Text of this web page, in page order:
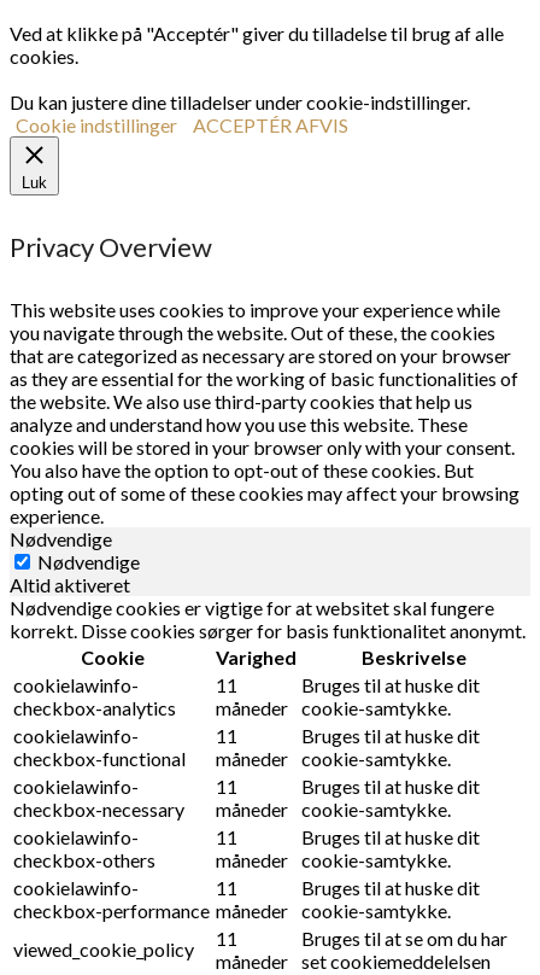
Ved at klikke på "Acceptér" giver du tilladelse til brug af alle
cookies.
Du kan justere dine tilladelser under cookie-indstillinger.
Cookie indstillinger
ACCEPTÉR AFVIS
Luk
Privacy Overview
This website uses cookies to improve your experience while
you navigate through the website. Out of these, the cookies
that are categorized as necessary are stored on your browser
as they are essential for the working of basic functionalities of
the website. We also use third-party cookies that help us
analyze and understand how you use this website. These
cookies will be stored in your browser only with your consent.
You also have the option to opt-out of these cookies. But
opting out of some of these cookies may affect your browsing
experience.
Nødvendige
Nødvendige
Altid aktiveret
Nødvendige cookies er vigtige for at websitet skal fungere
korrekt. Disse cookies sørger for basis funktionalitet anonymt.
Cookie
Varighed
Beskrivelse
cookielawinfo-
checkbox-analytics
11
måneder
Bruges til at huske dit
cookie-samtykke.
cookielawinfo-
checkbox-functional
11
måneder
Bruges til at huske dit
cookie-samtykke.
cookielawinfo-
checkbox-necessary
11
måneder
Bruges til at huske dit
cookie-samtykke.
cookielawinfo-
checkbox-others
11
måneder
Bruges til at huske dit
cookie-samtykke.
cookielawinfo-
checkbox-performance
11
måneder
Bruges til at huske dit
cookie-samtykke.
viewed_cookie_policy
11
måneder
Bruges til at se om du har
set cookiemeddelelsen